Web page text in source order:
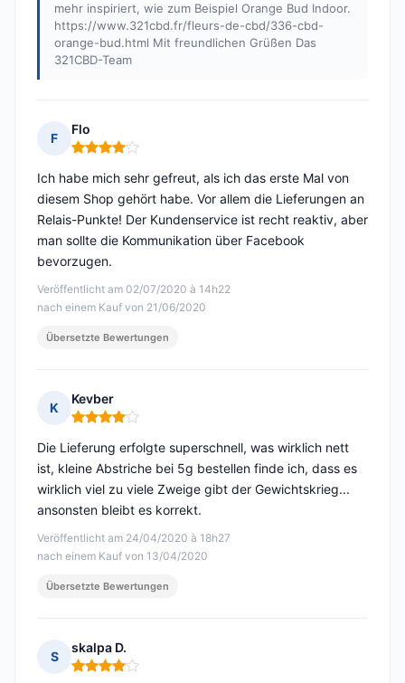
mehr inspiriert, wie zum Beispiel Orange Bud Indoor.
https://www.321cbd.fr/fleurs-de-cbd/336-cbd-
orange-bud.html Mit freundlichen Grüßen Das
321CBD-Team
F
Flo
Hinweis: 4 von 5
Veröffentlicht am 02/07/2020 à 14h22
nach einem Kauf von 21/06/2020
Ich habe mich sehr gefreut, als ich das erste Mal von
diesem Shop gehört habe. Vor allem die Lieferungen an
Relais-Punkte! Der Kundenservice ist recht reaktiv, aber
man sollte die Kommunikation über Facebook
bevorzugen.
Übersetzte Bewertungen
K
Kevber
Hinweis: 4 von 5
Veröffentlicht am 24/04/2020 à 18h27
nach einem Kauf von 13/04/2020
Die Lieferung erfolgte superschnell, was wirklich nett
ist, kleine Abstriche bei 5g bestellen finde ich, dass es
wirklich viel zu viele Zweige gibt der Gewichtskrieg...
ansonsten bleibt es korrekt.
Übersetzte Bewertungen
S
skalpa D.
Hinweis: 4 von 5